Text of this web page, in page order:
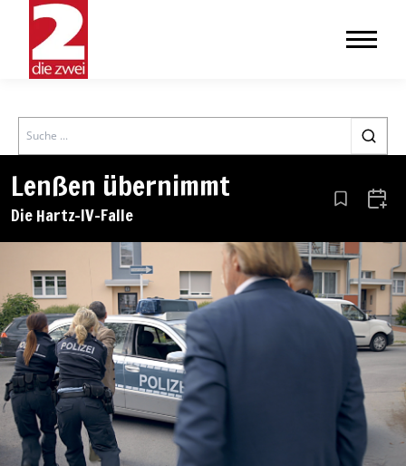
Search
Lenßen übernimmt
Die Hartz-IV-Falle Aus den